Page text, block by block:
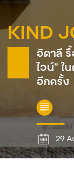
KIND
อิตาลี รื้
ไวน์” ใ
อีกครั้ง
29